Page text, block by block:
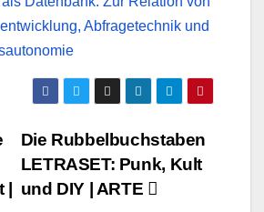
Abfragetechnik und
Die Rubbelbuchstaben
LETRASET: Punk, Kult
und DIY | ARTE
|